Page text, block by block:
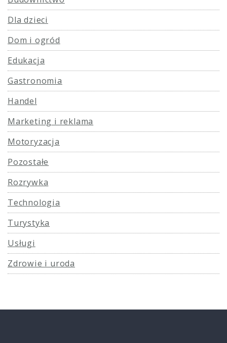
Dla dzieci
Dom i ogród
Edukacja
Gastronomia
Handel
Marketing i reklama
Motoryzacja
Pozostałe
Rozrywka
Technologia
Turystyka
Usługi
Zdrowie i uroda